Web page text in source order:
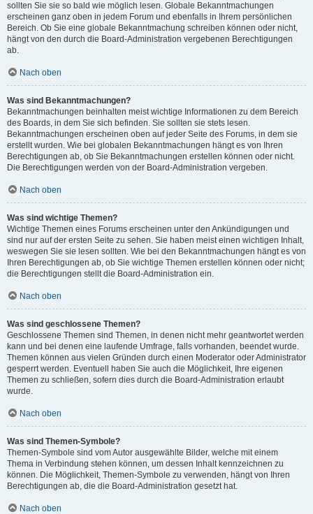
sollten Sie sie so bald wie möglich lesen. Globale Bekanntmachungen
erscheinen ganz oben in jedem Forum und ebenfalls in Ihrem persönlichen
Bereich. Ob Sie eine globale Bekanntmachung schreiben können oder nicht,
hängt von den durch die Board-Administration vergebenen Berechtigungen
ab.
Nach oben
Was sind Bekanntmachungen?
Bekanntmachungen beinhalten meist wichtige Informationen zu dem Bereich
des Boards, in dem Sie sich befinden. Sie sollten sie stets lesen.
Bekanntmachungen erscheinen oben auf jeder Seite des Forums, in dem sie
erstellt wurden. Wie bei globalen Bekanntmachungen hängt es von Ihren
Berechtigungen ab, ob Sie Bekanntmachungen erstellen können oder nicht.
Die Berechtigungen werden von der Board-Administration vergeben.
Nach oben
Was sind wichtige Themen?
Wichtige Themen eines Forums erscheinen unter den Ankündigungen und
sind nur auf der ersten Seite zu sehen. Sie haben meist einen wichtigen Inhalt,
weswegen Sie sie lesen sollten. Wie bei den Bekanntmachungen hängt es von
Ihren Berechtigungen ab, ob Sie wichtige Themen erstellen können oder nicht;
die Berechtigungen stellt die Board-Administration ein.
Nach oben
Was sind geschlossene Themen?
Geschlossene Themen sind Themen, in denen nicht mehr geantwortet werden
kann und bei denen eine laufende Umfrage, falls vorhanden, beendet wurde.
Themen können aus vielen Gründen durch einen Moderator oder Administrator
gesperrt werden. Eventuell haben Sie auch die Möglichkeit, Ihre eigenen
Themen zu schließen, sofern dies durch die Board-Administration erlaubt
wurde.
Nach oben
Was sind Themen-Symbole?
Themen-Symbole sind vom Autor ausgewählte Bilder, welche mit einem
Thema in Verbindung stehen können, um dessen Inhalt kennzeichnen zu
können. Die Möglichkeit, Themen-Symbole zu verwenden, hängt von Ihren
Berechtigungen ab, die die Board-Administration gesetzt hat.
Nach oben